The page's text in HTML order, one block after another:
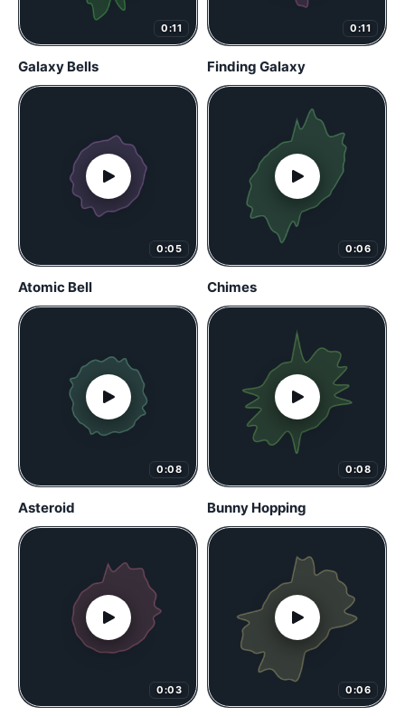
0:11
Galaxy Bells
0:11
Finding Galaxy
0:05
Atomic Bell
0:06
Chimes
0:08
Asteroid
0:08
Bunny Hopping
0:03 0:06